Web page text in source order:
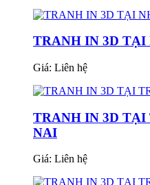
TRANH IN 3D TẠI
Giá: Liên hệ
TRANH IN 3D
NAI
Giá: Liên hệ